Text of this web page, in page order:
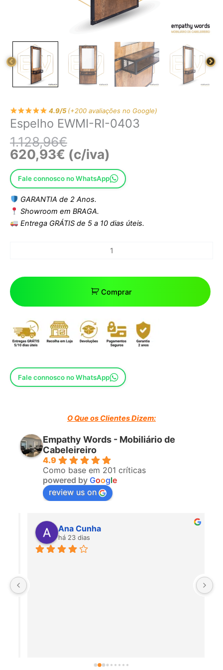
4.9/5(+200 avaliações no Google)
Espelho EWMI-RI-0403
1.128,96€
620,93€ (c/iva)
Fale connosco no WhatsApp
GARANTIA de 2 Anos.
Showroom em BRAGA.
Entrega GRÁTIS de 5 a 10 dias úteis.
Comprar
Fale connosco no WhatsApp
O Que os Clientes Dizem:
Empathy Words - Mobiliário de
Cabeleireiro
4.9
Como base em 201 críticas
powered by Google
review us on
Ana Cunha
há 23 dias